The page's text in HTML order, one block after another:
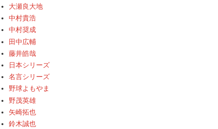
大瀬良大地
中村貴浩
中村奨成
田中広輔
藤井皓哉
日本シリーズ
名言シリーズ
野球よもやま
野茂英雄
矢崎拓也
鈴木誠也